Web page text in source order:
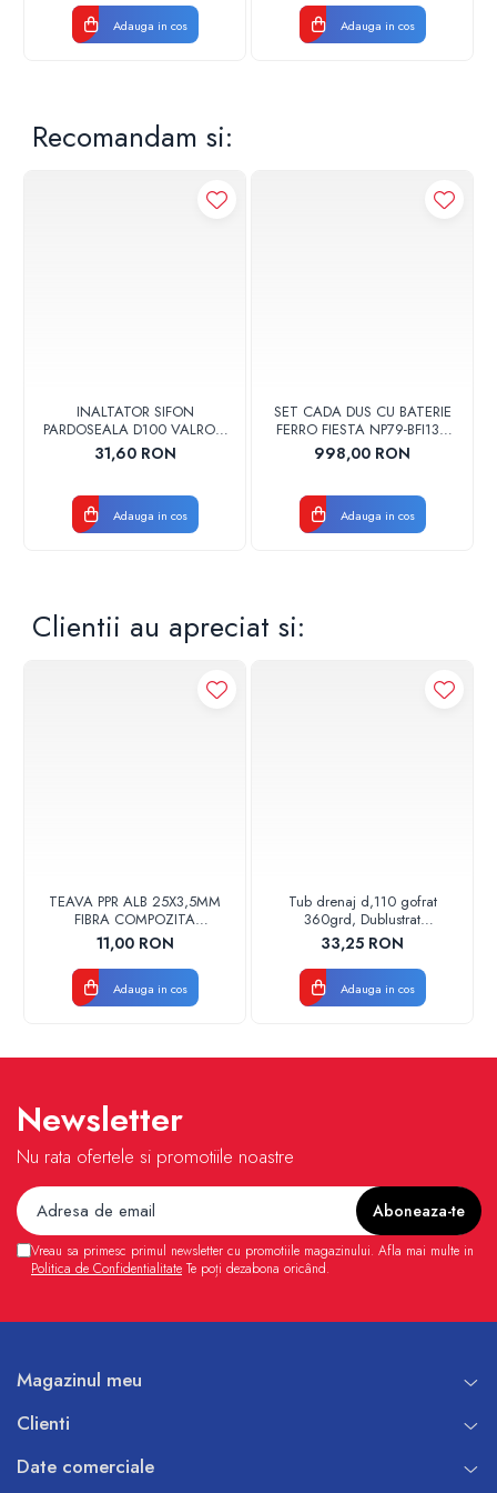
Adauga in cos Adauga in cos
Recomandam si:
INALTATOR SIFON
PARDOSEALA D100 VALROM
17001900004
31,60 RON
Adauga in cos
SET CADA DUS CU BATERIE
FERRO FIESTA NP79-BFI13U
CROM
998,00 RON
Adauga in cos
Clientii au apreciat si:
TEAVA PPR ALB 25X3,5MM
FIBRA COMPOZITA
10033025004
VALDUOTHERM VALROM
11,00 RON
Adauga in cos
Tub drenaj d,110 gofrat
360grd, Dublustrat
verde/negru 110152 Drainkit
33,25 RON
Adauga in cos
Newsletter
Nu rata ofertele si promotiile noastre
Vreau sa primesc primul newsletter cu promotiile magazinului. Afla mai multe in
Politica de Confidentialitate Te poți dezabona oricând.
Magazinul meu
Clienti
Date comerciale